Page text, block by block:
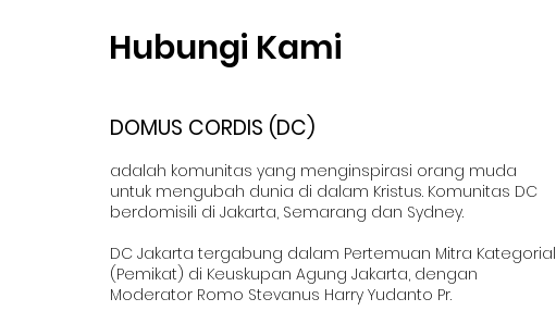
Hubungi Kami
DOMUS CORDIS (DC)
adalah komunitas yang menginspirasi orang muda
untuk mengubah dunia di dalam Kristus. Komunitas DC
berdomisili di Jakarta, Semarang dan Sydney.
DC Jakarta tergabung dalam Pertemuan Mitra Kategorial
(Pemikat) di Keuskupan Agung Jakarta, dengan
Moderator Romo Stevanus Harry Yudanto Pr.